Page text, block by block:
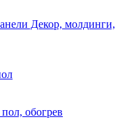
Декор, молдинги,
обогрев